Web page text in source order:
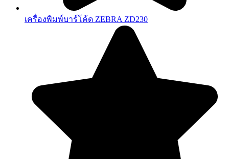
เครื่องพิมพ์บาร์โค้ด ZEBRA ZD230